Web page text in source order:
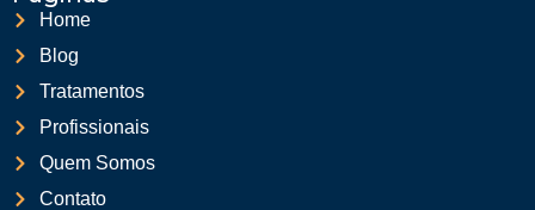
Home
Blog
Tratamentos
Profissionais
Quem Somos
Contato